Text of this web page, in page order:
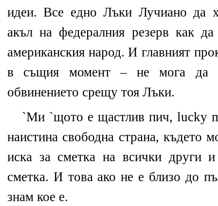
идеи. Все едно Лъки Лучиано да
акъл на федералния резерв как
американския народ. И главният
в същия момент – не мога да
обвинението срещу тоя Лъки.
`Ми `щото е щастлив пич, lucky
наистина свободна страна, където
иска за сметка на всички други
сметка. И това ако не е близо до
знам кое е.